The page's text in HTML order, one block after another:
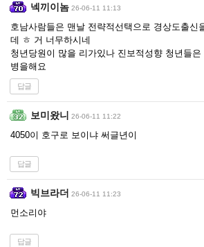
넥끼이놈 26-06-11 11:13
호남사람들은 맨날 전략적선택으로 경상도출신
데 ㅎ 거 너무하시네
청년당원이 많을 리가있나 진보적성향 청년들
병을해요
답글
보미왔니 26-06-11 11:22
4050이 호구로 보이냐 써글년이
답글
빅브라더 26-06-11 11:23
먼소리야
답글